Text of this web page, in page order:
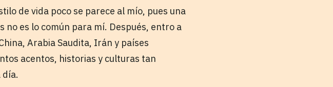
de vida poco se parece al mío, pues una
es lo común para mí. Después, entro a
Arabia Saudita, Irán y países
acentos, historias y culturas tan